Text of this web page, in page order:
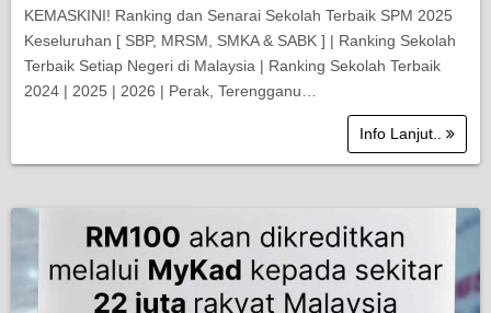
KEMASKINI! Ranking dan Senarai Sekolah Terbaik SPM 2025
Keseluruhan [ SBP, MRSM, SMKA & SABK ] | Ranking Sekolah
Terbaik Setiap Negeri di Malaysia | Ranking Sekolah Terbaik
2024 | 2025 | 2026 | Perak, Terengganu…
Info Lanjut..